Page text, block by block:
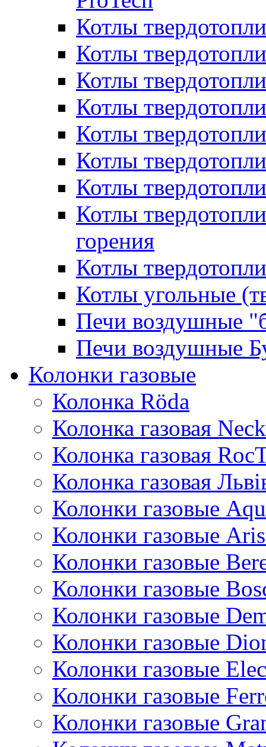
Котлы
Котлы
Котлы
Котлы
Котлы
Котлы
Котлы
Котлы
горения
Котлы
Котлы угольные
Печи воздушные
Печи воздушные
Колонки газовые
Колонка Rӧda
Колонка газовая
Колонка газовая
Колонка газовая
Колонки газовые
Колонки газовые
Колонки газовые
Колонки газовые
Колонки газовые
Колонки газовые
Колонки газовые
Колонки газовые
Колонки газовые